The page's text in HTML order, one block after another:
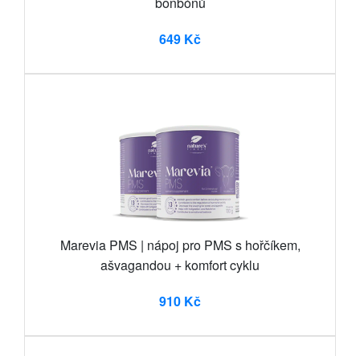
649 Kč
Marevia PMS | nápoj pro PMS s hořčíkem,
ašvagandou + komfort cyklu
910 Kč